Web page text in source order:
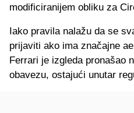
modificiranijem obliku za
Iako pravila nalažu da se
prijaviti ako ima značajne
Ferrari je izgleda pronašao
obavezu, ostajući unutar